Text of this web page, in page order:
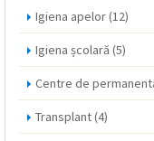
román
nyelvű
oldalra
másodpercen
belül.
Igiena apelor(12)
Igiena școlară (5)
Centre de
Transplant(4)